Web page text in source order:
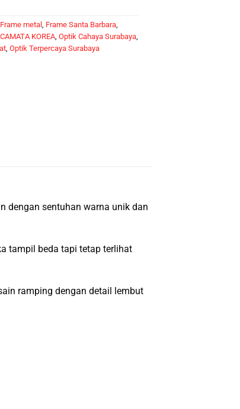
Frame metal , Frame Santa Barbara,
KOREA, Optik Cahaya Surabaya,
, Optik Terpercaya Surabaya
dengan sentuhan warna unik dan
tampil beda tapi tetap terlihat
ramping dengan detail lembut